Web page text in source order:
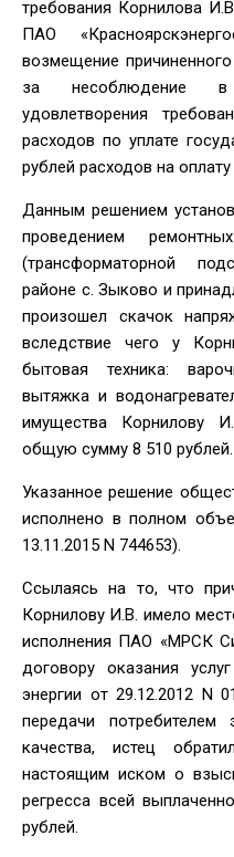
требования Корнилова
ПАО
возмещение
за несоблюдение в
удовлетворения
расходов по уплате
рублей расходов на оплату
Данным решением
проведением
(трансформаторной
районе с. Зыково и
произошел скачок
вследствие чего у
бытовая техника:
вытяжка и
имущества Корнилову
общую сумму 8 510 рублей.
Указанное решение
исполнено в полном
13.11.2015 N 744653).
Ссылаясь на то, что
Корнилову И.В. имело
исполнения ПАО «МРСК
договору оказания
энергии от 29.12.2012 N
передачи потребителем
качества, истец
настоящим иском о
регресса всей
рублей.